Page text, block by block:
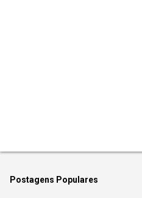
Postagens Populares